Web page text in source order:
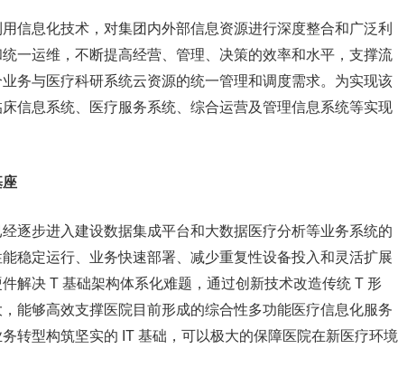
息化技术，对集团内外部信息资源进行深度整合和广泛利
一运维，不断提高经营、管理、决策的效率和水平，支撑流
务与医疗科研系统云资源的统一管理和调度需求。为实现该
信息系统、医疗服务系统、综合运营及管理信息系统等实现
步进入建设数据集成平台和大数据医疗分析等业务系统的
稳定运行、业务快速部署、减少重复性设备投入和灵活扩展
解决 T 基础架构体系化难题，通过创新技术改造传统 T 形
能够高效支撑医院目前形成的综合性多功能医疗信息化服务
转型构筑坚实的 IT 基础，可以极大的保障医院在新医疗环境